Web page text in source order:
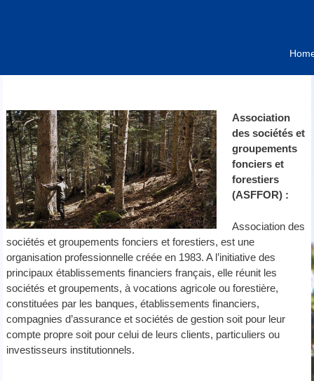
Association
des sociétés et
groupements
fonciers et
forestiers
(ASFFOR) :
Association des
sociétés et groupements fonciers et forestiers, est une
organisation professionnelle créée en 1983. A l’initiative des
principaux établissements financiers français, elle réunit les
sociétés et groupements, à vocations agricole ou forestière,
constituées par les banques, établissements financiers,
compagnies d’assurance et sociétés de gestion soit pour leur
compte propre soit pour celui de leurs clients, particuliers ou
investisseurs institutionnels.